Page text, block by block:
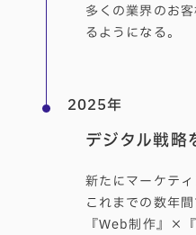
多くの業界のお
るようになる。
デジタル戦略
新たにマーケティ
これまでの数年
『Web制作』×
2025年